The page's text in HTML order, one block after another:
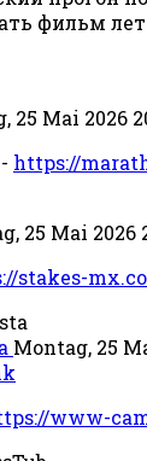
фильм
25 Mai 2026
https://
25 Mai 2026
stakes-
Montag, 25
www-